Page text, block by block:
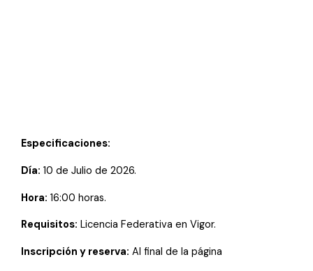
Especificaciones:
Día: 10 de Julio de 2026.
Hora: 16:00 horas.
Requisitos: Licencia Federativa en Vigor.
Inscripción y reserva: Al final de la página